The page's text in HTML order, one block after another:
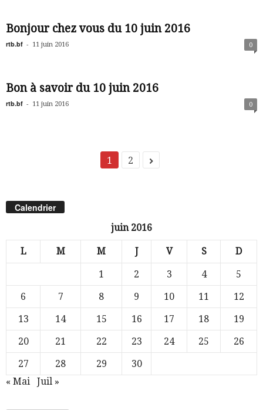
Bonjour chez vous du 10 juin 2016
rtb.bf - 11 juin 2016 0
Bon à savoir du 10 juin 2016
rtb.bf - 11 juin 2016 0
1 2
Calendrier
juin 2016
L M M J V S D
1 2 3 4
5
6
7 8 9 10 11
12
13
14 15 16 17 18
19
20
21 22 23 24 25
26
27
28 29
30
« Mai
Juil »